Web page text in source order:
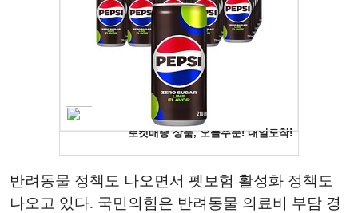
반려동물 정책도 나오면서 펫보험 활성화 정책도
나오고 있다. 국민의힘은 반려동물 의료비 부담 경